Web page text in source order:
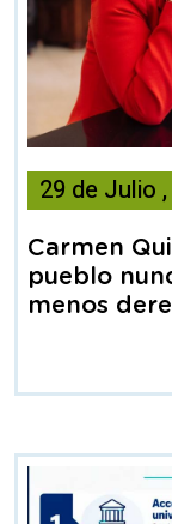
noticia
Articulo
29 de Julio ,
Carmen
pueblo
menos